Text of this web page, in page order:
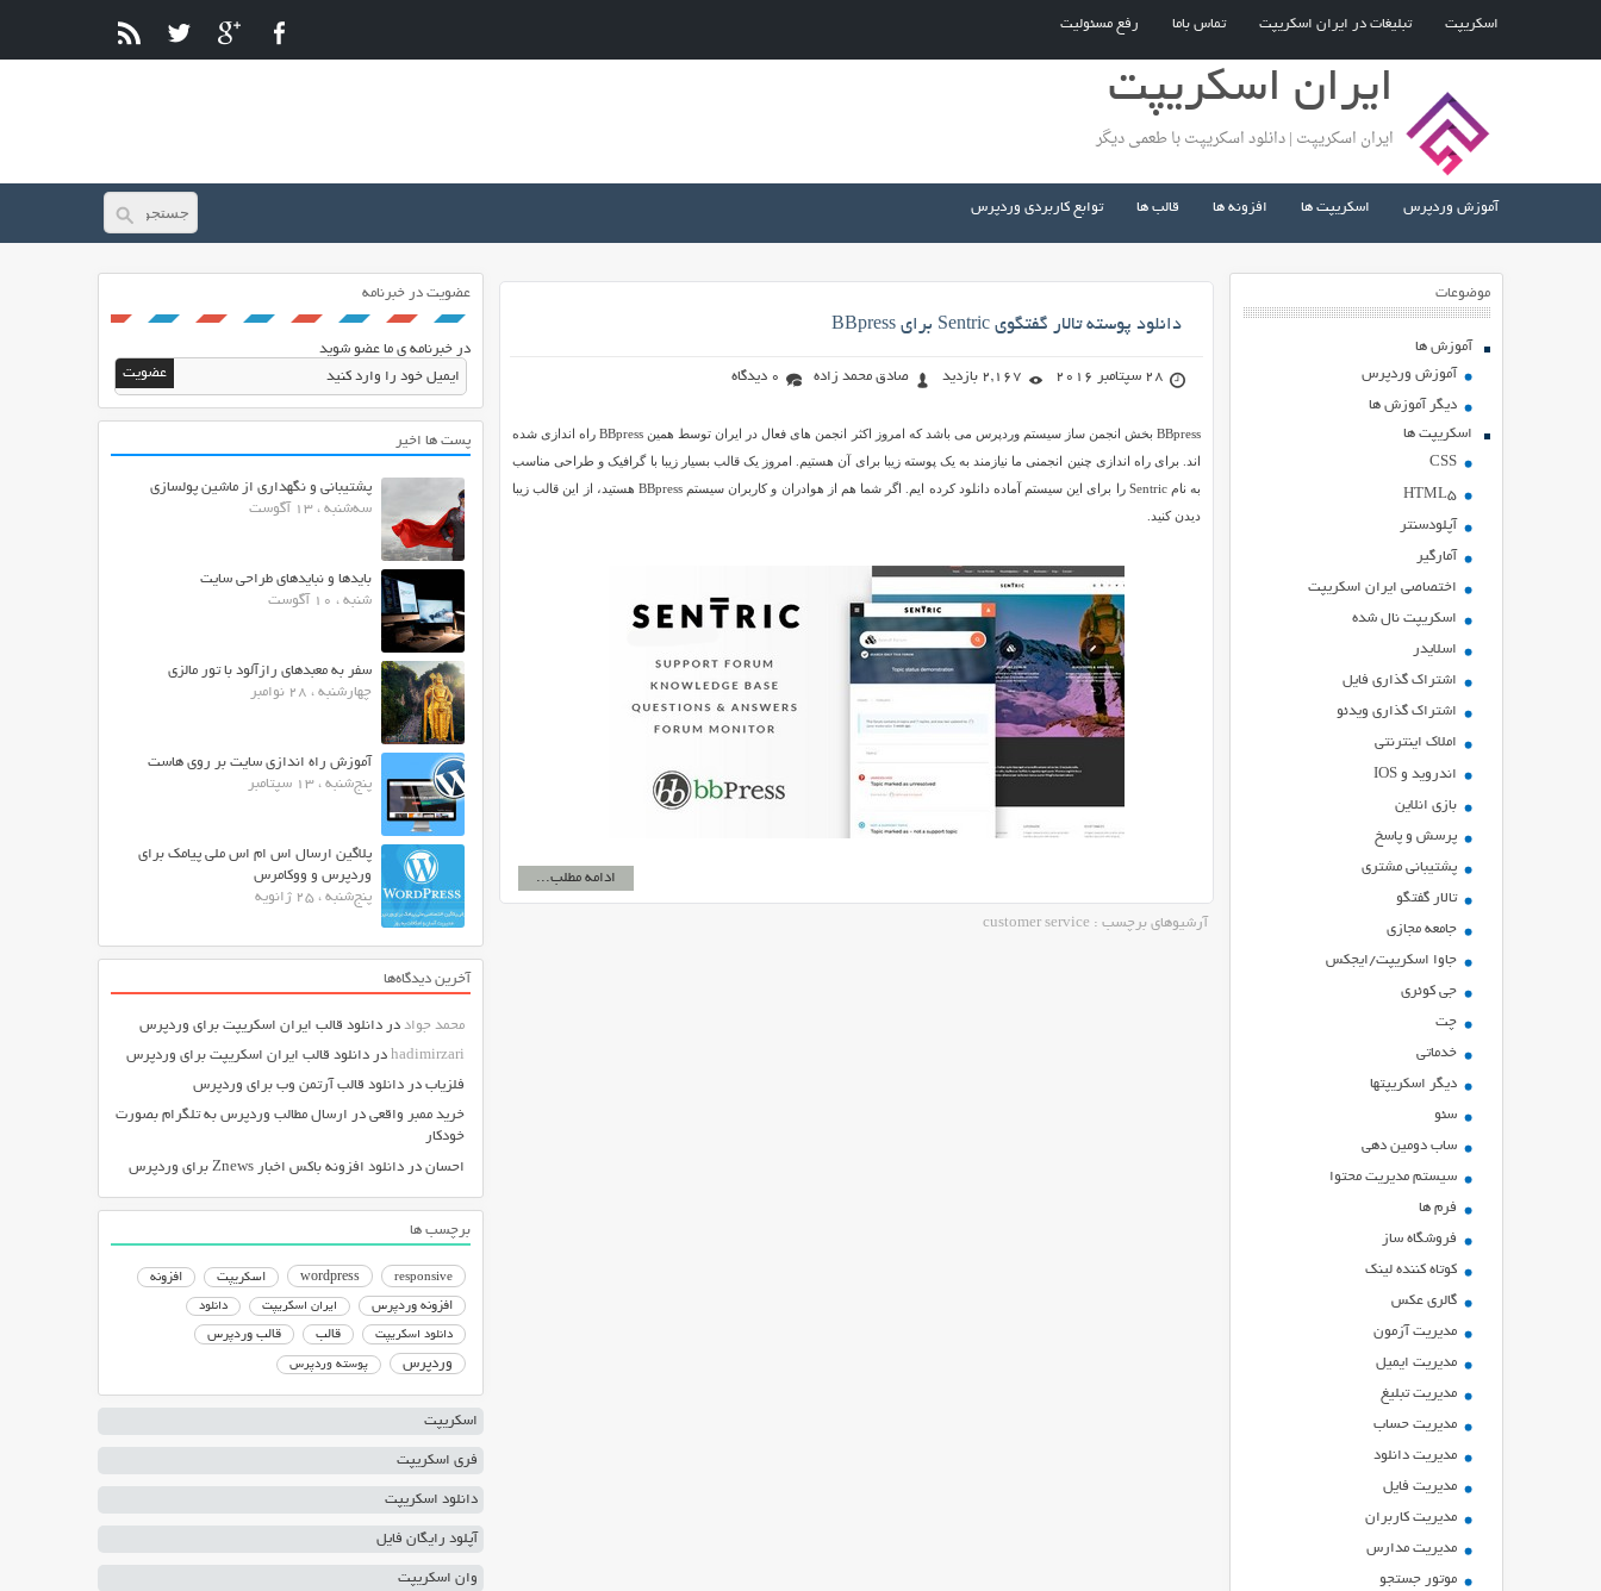
اسکریپت تبلیغات در ایران اسکریپت تماس باما رفع مسئولیت
ایران اسکریپت
ایران اسکریپت | دانلود اسکریپت با طعمی دیگر
آموزش وردپرس اسکریپت ها افزونه ها قالب ها توابع کاربردی وردپرس
موضوعات
آموزش ها
آموزش وردپرس
دیگر آموزش ها
اسکریپت ها
CSS
HTML5
آپلودسنتر
آمارگیر
اختصاصی ایران اسکریپت
اسکریپت نال شده
اسلایدر
اشتراك گذاري فايل
اشتراک گذاری ویدئو
املاک اینترنتی
اندروید و IOS
بازي انلاين
پرسش و پاسخ
پشتیبانی مشتری
تالار گفتگو
جامعه مجازی
جاوا اسکریپت/ایجکس
جی کوئری
چت
خدماتی
ديگر اسكريپتها
سئو
ساب دومین دهی
سیستم مدیریت محتوا
فرم ها
فروشگاه ساز
کوتاه کننده لینک
گالری عکس
مدیریت آزمون
مدیریت ایمیل
مدیریت تبلیغ
مدیریت حساب
مدیریت دانلود
مدیریت فایل
مدیریت کاربران
مدیریت مدارس
موتور جستجو
دانلود پوسته تالار گفتگوی Sentric برای BBpress
28 سپتامبر 2016 2,167 بازدید صادق محمد زاده 0 دیدگاه
BBpress بخش انجمن ساز سیستم وردپرس می باشد که امروز اکثر انجمن های فعال در ایران توسط همین BBpress راه اندازی شده
اند. برای راه اندازی چنین انجمنی ما نیازمند به یک پوسته زیبا برای آن هستیم. امروز یک قالب بسیار زیبا با گرافیک و طراحی مناسب
به نام Sentric را برای این سیستم آماده دانلود کرده ایم. اگر شما هم از هوادران و کاربران سیستم BBpress هستید، از این قالب زیبا
دیدن کنید.
ادامه مطلب...
آرشیوهای برچسب : customer service
عضویت در خبرنامه
در خبرنامه ی ما عضو شوید
پست ها اخیر
پشتیبانی و نگهداری از ماشین پولسازی
سه‌شنبه ، 13 آگوست
بایدها و نبایدهای طراحی سایت
شنبه ، 10 آگوست
سفر به معبدهای رازآلود با تور مالزی
چهارشنبه ، 28 نوامبر
آموزش راه اندازی سایت بر روی هاست
پنج‌شنبه ، 13 سپتامبر
پلاگین ارسال اس ام اس ملی پیامک برای
وردپرس و ووکامرس
پنج‌شنبه ، 25 ژانویه
آخرین دیدگاه‌ها
محمد جواد در دانلود قالب ایران اسکریپت برای وردپرس
hadimirzari در دانلود قالب ایران اسکریپت برای وردپرس
فلزیاب در دانلود قالب آرتمن وب برای وردپرس
خرید ممبر واقعی در ارسال مطالب وردپرس به تلگرام بصورت
خودکار
احسان در دانلود افزونه باکس اخبار Znews برای وردپرس
برچسب ها
responsive
wordpress اسکریپت
افزونه
افزونه وردپرس
ایران اسکریپت دانلود
دانلود اسکریپت قالب قالب وردپرس
وردپرس پوسته وردپرس
اسکریپت
فری اسکریپت
دانلود اسکریپت
آپلود رایگان فایل
وان اسکریپت